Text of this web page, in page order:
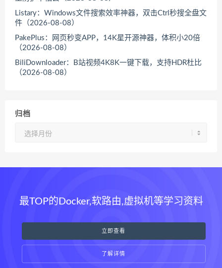
Listary：Windows文件搜索效率神器，双击Ctrl秒搜全盘文
件（2026-08-08）
PakePlus：网页秒变APP，14K星开源神器，体积小20倍
（2026-08-08）
BiliDownloader：B站视频4K8K一键下载，支持HDR杜比
（2026-08-08）
归档
最TOP的Docker,软路由,虚拟机等学习资料
立即查看
了解详情